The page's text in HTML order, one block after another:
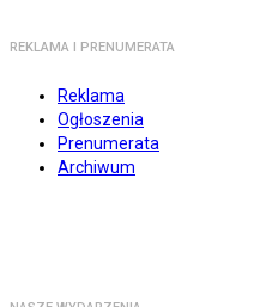
REKLAMA I PRENUMERATA
Reklama
Ogłoszenia
Prenumerata
Archiwum